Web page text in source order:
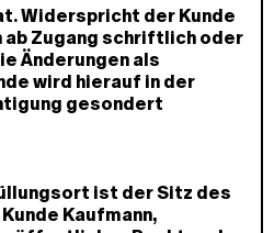
Widerspricht der Kunde
ab Zugang schriftlich oder
Änderungen als
wird hierauf in der
gesondert
ist der Sitz des
Kaufmann,